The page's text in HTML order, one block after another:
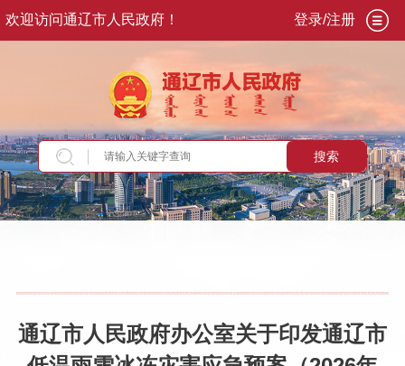
欢迎访问通辽市人民政府！ 登录/注册
搜索
当前位置：首页>政务公开>政府信息公开>政
通辽市人民政府办公室关于印发通辽市